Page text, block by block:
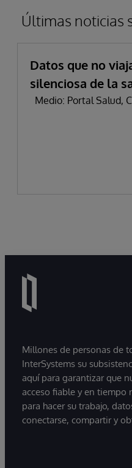
Últimas noticias
Datos que no
silenciosa de la
Medio: Portal Salud,
Millones de personas de
InterSystems su
aquí para garantizar que
acceso fiable y en tiempo
para hacer su trabajo,
conectarse, compartir y